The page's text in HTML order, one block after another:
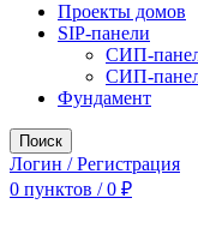
Проекты домов
SIP-панели
СИП-
СИП-
Фундамент
Поиск
Логин / Регистрация
0 пунктов / 0 ₽